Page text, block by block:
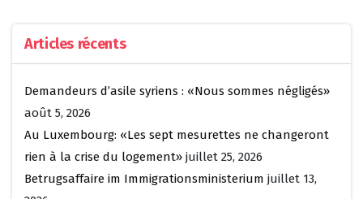
Articles récents
Demandeurs d’asile syriens : «Nous sommes négligés»
août 5, 2026
Au Luxembourg: «Les sept mesurettes ne changeront
rien à la crise du logement» juillet 25, 2026
Betrugsaffaire im Immigrationsministerium juillet 13,